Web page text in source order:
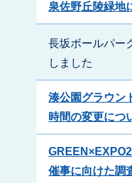
泉佐野丘陵緑地
長坂ボールパー
しました
湊公園グラウン
時間の変更につ
催事に向けた調